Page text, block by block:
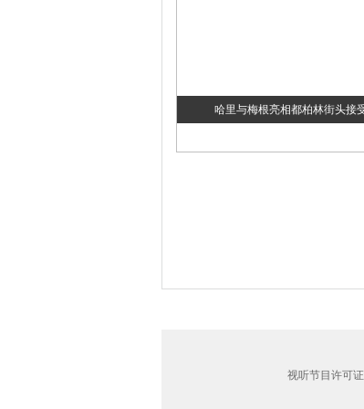
哈里与梅根亮相都柏林街头接
视听节目许可